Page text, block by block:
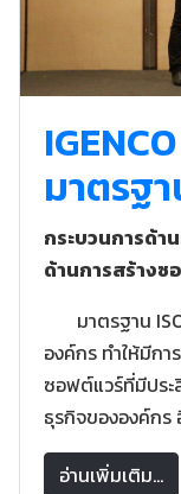
มาตรฐ
กระบวนการด้า
ด้านการสร้างซ
มาตรฐาน ISO
องค์กร ทำให้มีก
ซอฟต์แวร์ที่มีประ
ธุรกิจขององค์กร
อ่านเพิ่มเติม...